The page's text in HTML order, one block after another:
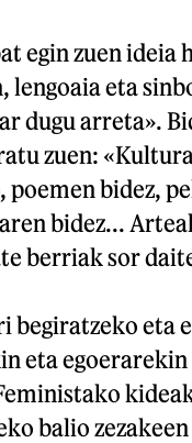
egin zuen
lengoaia eta
dugu arreta».
zuen:
poemen bidez,
bidez...
berriak sor
begiratzeko eta
eta
balio